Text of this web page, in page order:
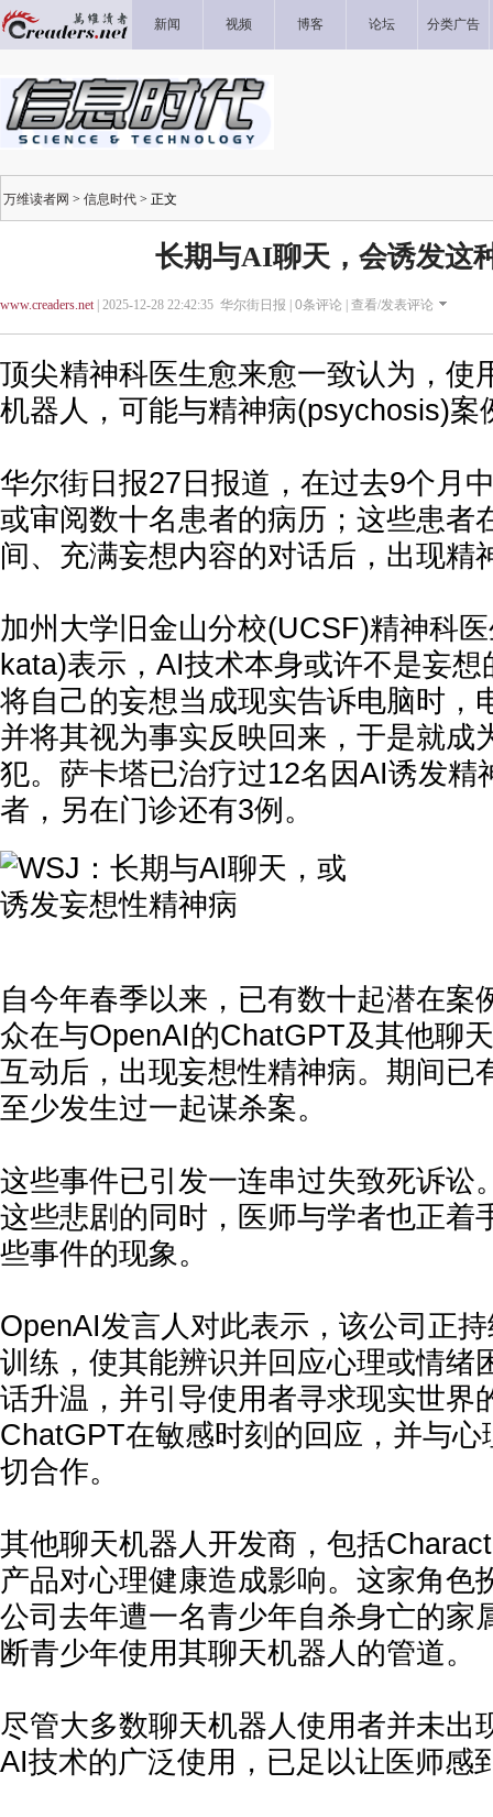
新闻 视频 博客 论坛 分类广告
万维读者网 > 信息时代 > 正文
长期与AI聊天，会诱发这
www.creaders.net| 2025-12-28 22:42:35 华尔街日报 | 0条评论 | 查看/发表评论
顶尖精神科医生愈来愈一致认为，使
机器人，可能与精神病(psychosis)案
华尔街日报27日报道，在过去9个月
或审阅数十名患者的病历；这些患者
间、充满妄想内容的对话后，出现精
加州大学旧金山分校(UCSF)精神科
kata)表示，AI技术本身或许不是妄
将自己的妄想当成现实告诉电脑时，
并将其视为事实反映回来，于是就成
犯。萨卡塔已治疗过12名因AI诱发精
者，另在门诊还有3例。
自今年春季以来，已有数十起潜在案
众在与OpenAI的ChatGPT及其他聊
互动后，出现妄想性精神病。期间已
至少发生过一起谋杀案。
这些事件已引发一连串过失致死诉讼
这些悲剧的同时，医师与学者也正着
些事件的现象。
OpenAI发言人对此表示，该公司正
训练，使其能辨识并回应心理或情绪
话升温，并引导使用者寻求现实世界
ChatGPT在敏感时刻的回应，并与
切合作。
其他聊天机器人开发商，包括
产品对心理健康造成影响。这家角色
公司去年遭一名青少年自杀身亡的家
断青少年使用其聊天机器人的管道。
尽管大多数聊天机器人使用者并未出
AI技术的广泛使用，已足以让医师感